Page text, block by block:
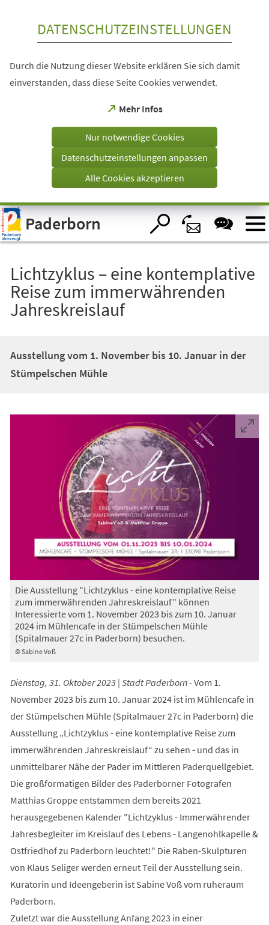
Visuelle
Assistenzsoftware
öffnen.
DATENSCHUTZEINSTELLUNGEN
Durch die Nutzung dieser Website erklären Sie sich damit
einverstanden, dass diese Seite Cookies verwendet.
Mehr Infos
(Öffnet
einem
Tab)
Nur notwendige Cookies
Datenschutzeinstellungen anpassen
Alle Cookies akzeptieren
Paderborn
Lichtzyklus – eine kontemplative
Reise zum immerwährenden
Jahreskreislauf
Ausstellung vom 1. November bis 10. Januar in der
Stümpelschen Mühle
© Sabine Voß
Die Ausstellung "Lichtzyklus - eine kontemplative Reise
zum immerwährenden Jahreskreislauf" können
Interessierte vom 1. November 2023 bis zum 10. Januar
2024 im Mühlencafe in der Stümpelschen Mühle
(Spitalmauer 27c in Paderborn) besuchen.
Dienstag, 31. Oktober 2023 | Stadt Paderborn -Vom 1.
November 2023 bis zum 10. Januar 2024 ist im Mühlencafe in
der Stümpelschen Mühle (Spitalmauer 27c in Paderborn) die
Ausstellung „Lichtzyklus - eine kontemplative Reise zum
immerwährenden Jahreskreislauf“ zu sehen - und das in
unmittelbarer Nähe der Pader im Mittleren Paderquellgebiet.
Die großformatigen Bilder des Paderborner Fotografen
Matthias Groppe entstammen dem bereits 2021
herausgegebenen Kalender "Lichtzyklus - Immerwährender
Jahresbegleiter im Kreislauf des Lebens - Langenohlkapelle &
Ostfriedhof zu Paderborn leuchtet!" Die Raben-Skulpturen
von Klaus Seliger werden erneut Teil der Ausstellung sein.
Kuratorin und Ideengeberin ist Sabine Voß vom ruheraum
Paderborn.
Zuletzt war die Ausstellung Anfang 2023 in einer